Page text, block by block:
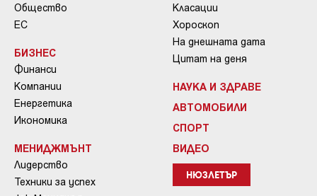
Общество
ЕС
БИЗНЕС
Финанси
Компании
Енергетика
Икономика
МЕНИДЖМЪНТ
Лидерство
Техники за успех
Класации
Хороскоп
На днешната дата
Цитат на деня
НАУКА И ЗДРАВЕ
АВТОМОБИЛИ
СПОРТ
ВИДЕО
НЮЗЛЕТЪР